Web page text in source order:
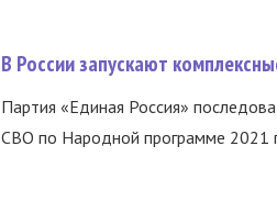
В России запускают
Партия «Единая Россия»
СВО по Народной программе 2021